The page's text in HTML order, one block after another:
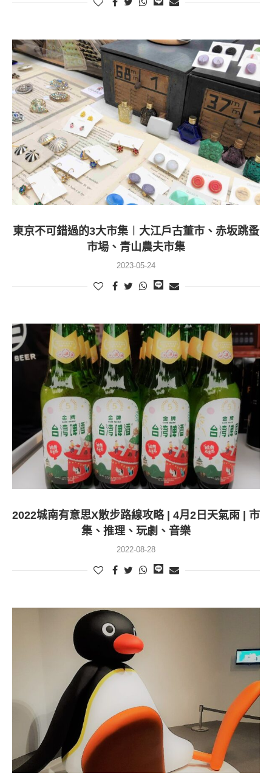
東京不可錯過的3大市集︱大江戶古董市、赤坂跳蚤
市場、青山農夫市集
2023-05-24
2022城南有意思X散步路線攻略 | 4月2日天氣雨 | 市
集、推理、玩劇、音樂
2022-08-28